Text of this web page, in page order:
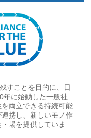
すことを目的に、日
年に始動した一般社
両立できる持続可能
携し、新しいモノ作
場を提供していま